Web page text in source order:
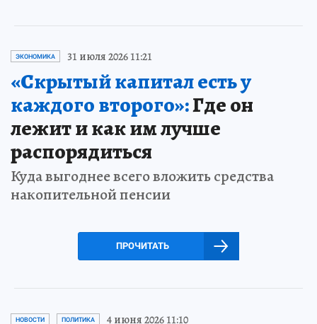
ЭКОНОМИКА 31 июля 2026 11:21
«Скрытый капитал есть у
каждого второго»:Где он
лежит и как им лучше
распорядиться
Куда выгоднее всего вложить средства
накопительной пенсии
ПРОЧИТАТЬ
НОВОСТИ ПОЛИТИКА 4 июня 2026 11:10